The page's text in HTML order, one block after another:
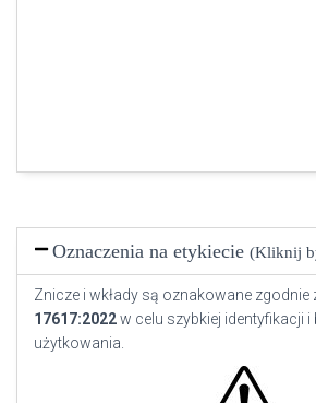
Oznaczenia na etykiecie (Kliknij
Znicze i wkłady są oznakowane zgodnie
17617:2022w celu szybkiej identyfikacji i
użytkowania.